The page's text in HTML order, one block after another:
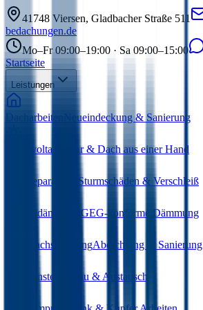
41748 Viersen, Gladbacher Straße 511
bedachungen.de
Mo–Fr 09:00–19:00 · Sa 09:00–15:00
Startseite
Leistungen
Dacharbeiten Neueindeckung & Sanierung
Photovoltaik Solar & Dach aus einer Hand
Dachreparaturen Sturmschäden & Verschleiß
Wärmedämmung GEG-konforme Dämmung
FlachdachsanierungAbdichtung & Sanierung
Dachfenster Einbau & Austausch